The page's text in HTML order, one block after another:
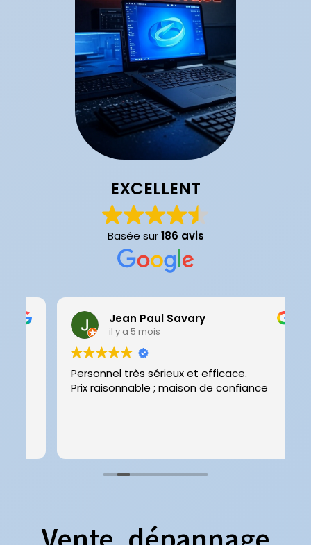
EXCELLENT
Basée sur186 avis
Jean Paul Savary
il y a 5 mois
Personnel très sérieux et efficace.
Prix raisonnable ; maison de confiance